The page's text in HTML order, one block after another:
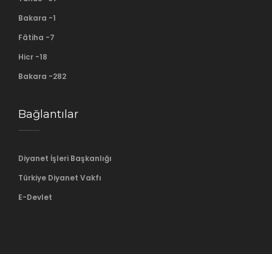
Bakara -1
Fâtiha -7
Hicr -18
Bakara -282
Bağlantılar
Diyanet İşleri Başkanlığı
Türkiye Diyanet Vakfı
E-Devlet